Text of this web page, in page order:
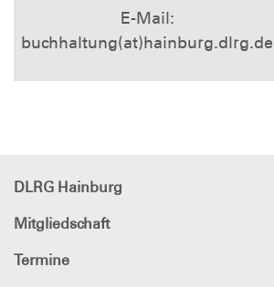
E-Mail:
buchhaltung(at)hainburg.dlrg.de
DLRG Hainburg
Mitgliedschaft
Termine